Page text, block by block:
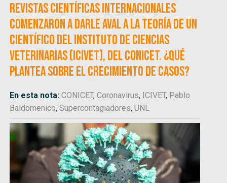
Revistas científicas internacionales
comenzaron a darle aval a la teoría de un
científico del Instituto de Ciencias
Veterinarias (ICIVET), del CONICET. ¿Qué
plantea sobre el crecimiento de casos?
En esta nota:CONICET,Coronavirus, ICIVET, Pablo
Baldomenico,Supercontagiadores,UNL